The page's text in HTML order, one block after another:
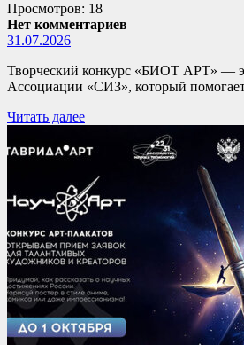
Просмотров: 18
Нет комментариев
31.07.2026
Творческий конкурс «БИОТ АРТ» —
Ассоциации «СИЗ», который
Читать далее